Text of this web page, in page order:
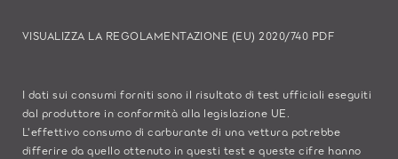
VISUALIZZA LA REGOLAMENTAZIONE (EU) 2020/740 PDF
I dati sui consumi forniti sono il risultato di test ufficiali eseguiti
dal produttore in conformità alla legislazione UE.
L'effettivo consumo di carburante di una vettura potrebbe
differire da quello ottenuto in questi test e queste cifre hanno